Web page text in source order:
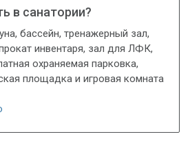
в санатории?
бассейн, тренажерный зал,
инвентаря, зал для ЛФК,
охраняемая парковка,
площадка и игровая комната